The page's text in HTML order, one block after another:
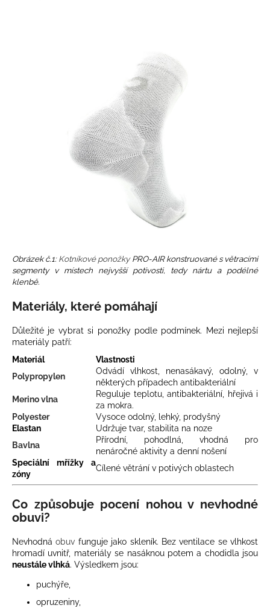
Obrázek č.1:Kotníkové ponožkyPRO-AIR konstruované s větracími
segmenty v místech nejvyšší potivosti, tedy nártu a podélné
klenbě.
Materiály, které pomáhají
Důležité je vybrat si ponožky podle podmínek. Mezi nejlepší
materiály patří:
Materiál
Vlastnosti
Polypropylen
Odvádí vlhkost, nenasákavý, odolný, v
některých případech antibakteriální
Merino vlna
Reguluje teplotu, antibakteriální, hřejivá i
za mokra.
Polyester
Vysoce odolný, lehký, prodyšný
Elastan
Udržuje tvar, stabilita na noze
Bavlna
Přírodní, pohodlná, vhodná pro
nenáročné aktivity a denní nošení
Speciální mřížky a
zóny
Cílené větrání v potivých oblastech
Co způsobuje pocení nohou v nevhodné
obuvi?
Nevhodnáobuv funguje jako skleník. Bez ventilace se vlhkost
hromadí uvnitř, materiály se nasáknou potem a chodidla jsou
neustále vlhká. Výsledkem jsou:
puchýře,
opruzeniny,